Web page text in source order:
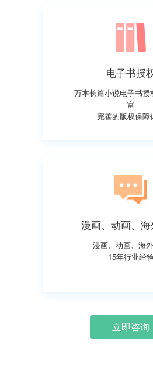
电子书授
万本长篇小说电子书授
富
完善的版权保障
漫画、动画、海
漫画、动画、海
15年行业经
立即咨询